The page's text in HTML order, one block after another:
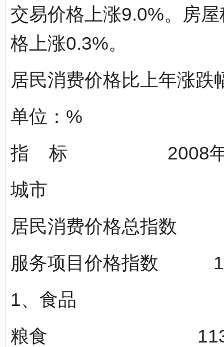
交易价格上涨9.0%。房
格上涨0.3%。
居民消费价格比上年涨跌
单位：%
指 标 2008年
城市
居民消费价格总指
服务项目价格指
1、食品
粮食